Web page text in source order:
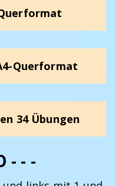
Querformat
34 Übungen
- - -